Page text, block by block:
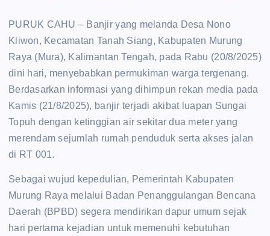
PURUK CAHU – Banjir yang melanda Desa Nono
Kliwon, Kecamatan Tanah Siang, Kabupaten Murung
Raya (Mura), Kalimantan Tengah, pada Rabu (20/8/2025)
dini hari, menyebabkan permukiman warga tergenang.
Berdasarkan informasi yang dihimpun rekan media pada
Kamis (21/8/2025), banjir terjadi akibat luapan Sungai
Topuh dengan ketinggian air sekitar dua meter yang
merendam sejumlah rumah penduduk serta akses jalan
di RT 001.
Sebagai wujud kepedulian, Pemerintah Kabupaten
Murung Raya melalui Badan Penanggulangan Bencana
Daerah (BPBD) segera mendirikan dapur umum sejak
hari pertama kejadian untuk memenuhi kebutuhan